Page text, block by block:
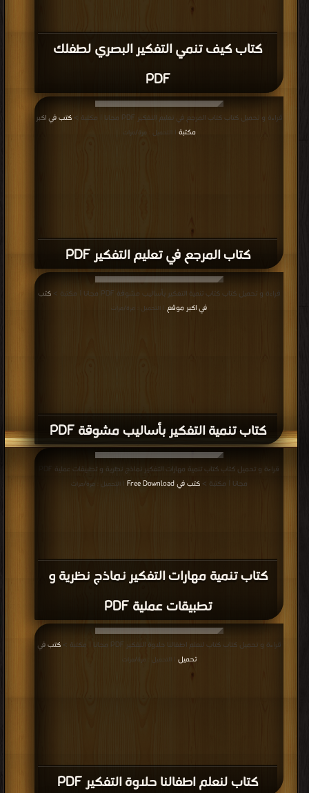
كتاب كيف تنمي التفكير البصري لطفلك
PDF
كتاب المرجع في تعليم التفكير PDF
قراءة و تحميل كتاب كتاب المرجع في تعليم التفكير PDF مجانا | مكتبة >
كتب في اكبر
مكتبة
| التحميل : مرة/مرات
كتاب تنمية التفكير بأساليب مشوقة PDF
قراءة و تحميل كتاب كتاب تنمية التفكير بأساليب مشوقة PDF مجانا | مكتبة >
كتب
في اكبر موقع
| التحميل : مرة/مرات
كتاب تنمية مهارات التفكير نماذج نظرية و
تطبيقات عملية PDF
مجانا | مكتبة >كتب في Free Download | التحميل : مرة/مرات
كتاب لنعلم اطفالنا حلاوة التفكير PDF
قراءة و تحميل كتاب كتاب لنعلم اطفالنا حلاوة التفكير PDF مجانا | مكتبة >
كتب في
تحميل
| التحميل : مرة/مرات